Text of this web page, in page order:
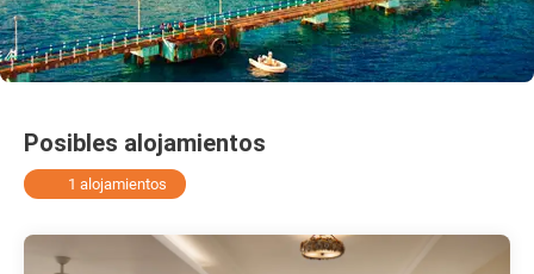
Posibles alojamientos
1 alojamientos